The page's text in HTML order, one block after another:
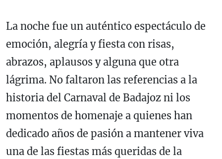
La noche fue un auténtico espectáculo de
emoción, alegría y fiesta con risas,
abrazos, aplausos y alguna que otra
lágrima. No faltaron las referencias a la
historia del Carnaval de Badajoz ni los
momentos de homenaje a quienes han
dedicado años de pasión a mantener viva
una de las fiestas más queridas de la